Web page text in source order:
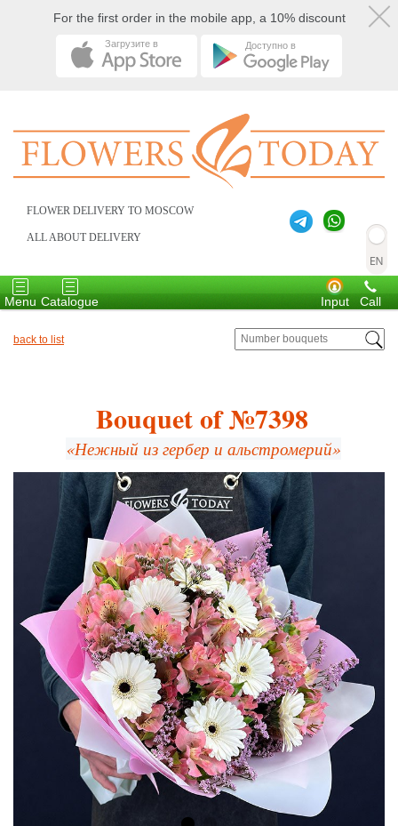
For the first order in the mobile app, a 10% discount
Загрузите в Доступно в
FLOWER DELIVERY TO MOSCOW
ALL ABOUT DELIVERY
Toggle
navigation
Menu
Toggle
navigation
Catalogue Call
Input
back to list
Bouquet of №7398
«Нежный из гербер и альстромерий»